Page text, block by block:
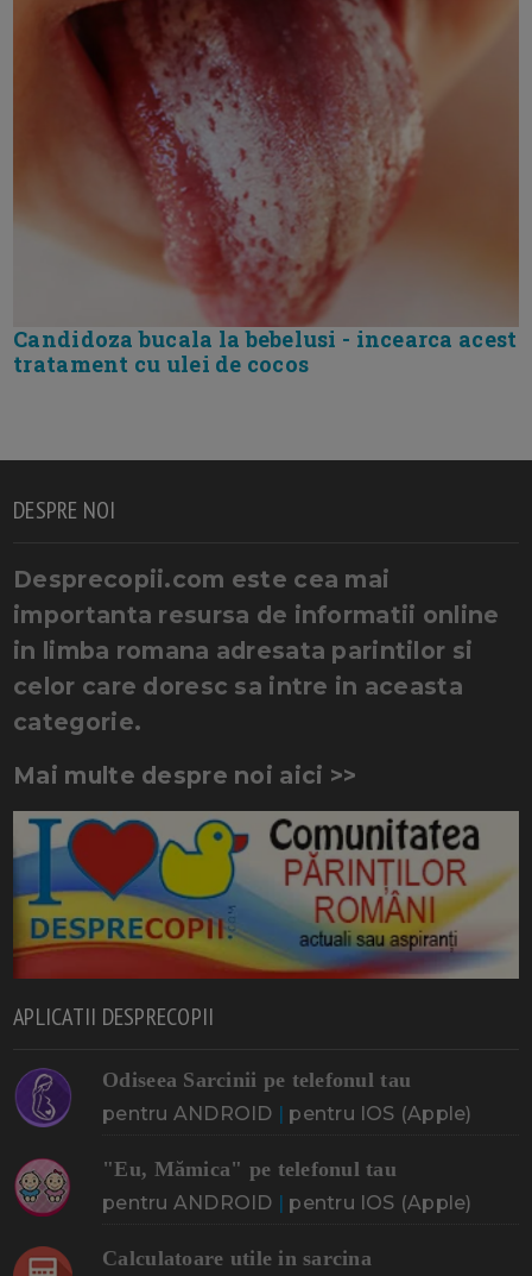
Candidoza bucala la bebelusi - incearca acest
tratament cu ulei de cocos
DESPRE NOI
Desprecopii.com este cea mai
importanta resursa de informatii online
in limba romana adresata parintilor si
celor care doresc sa intre in aceasta
categorie.
Mai multe despre noi aici >>
APLICATII DESPRECOPII
Odiseea Sarcinii pe telefonul tau
pentru ANDROID pentru IOS (Apple)
"Eu, Mămica" pe telefonul tau
pentru ANDROID pentru IOS (Apple)
Calculatoare utile in sarcina